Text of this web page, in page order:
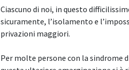
Ciascuno di noi, in questo
sicuramente, l’isolamento e
privazioni maggiori.
Per molte persone con la sindrome